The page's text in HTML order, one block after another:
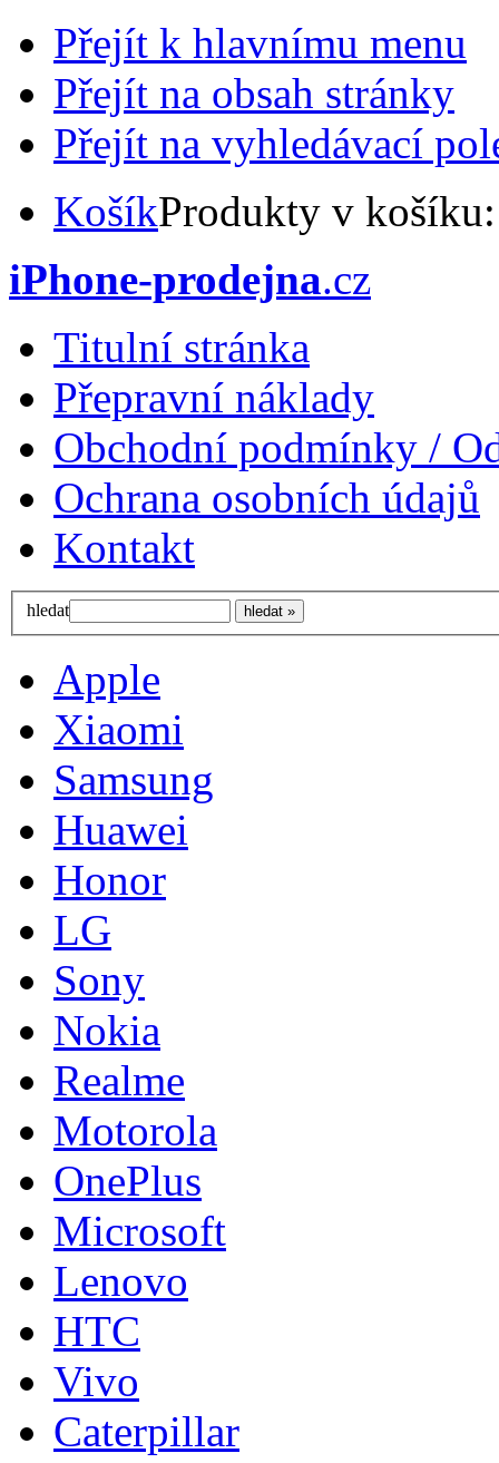
Přejít k hlavnímu menu
Přejít na obsah stránky
Přejít na vyhledávací
KošíkProdukty v
iPhone-prodejna.cz
Titulní stránka
Přepravní náklady
Obchodní podmínky /
Ochrana osobních údajů
Kontakt
hledat
Apple
Xiaomi
Samsung
Huawei
Honor
LG
Sony
Nokia
Realme
Motorola
OnePlus
Microsoft
Lenovo
HTC
Vivo
Caterpillar